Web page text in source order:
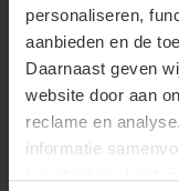
personaliseren,
aanbieden en de
Daarnaast geven
website door aan
reclame en
informatie